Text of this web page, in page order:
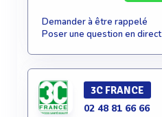
Demander à être rappelé
Poser une question en direct
3C FRANCE
02 48 81 66 66